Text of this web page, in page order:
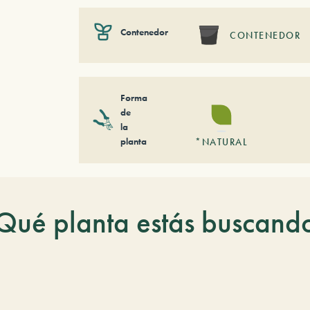
Contenedor CONTENEDOR
Forma
de
la
planta
*NATURAL
planta estás